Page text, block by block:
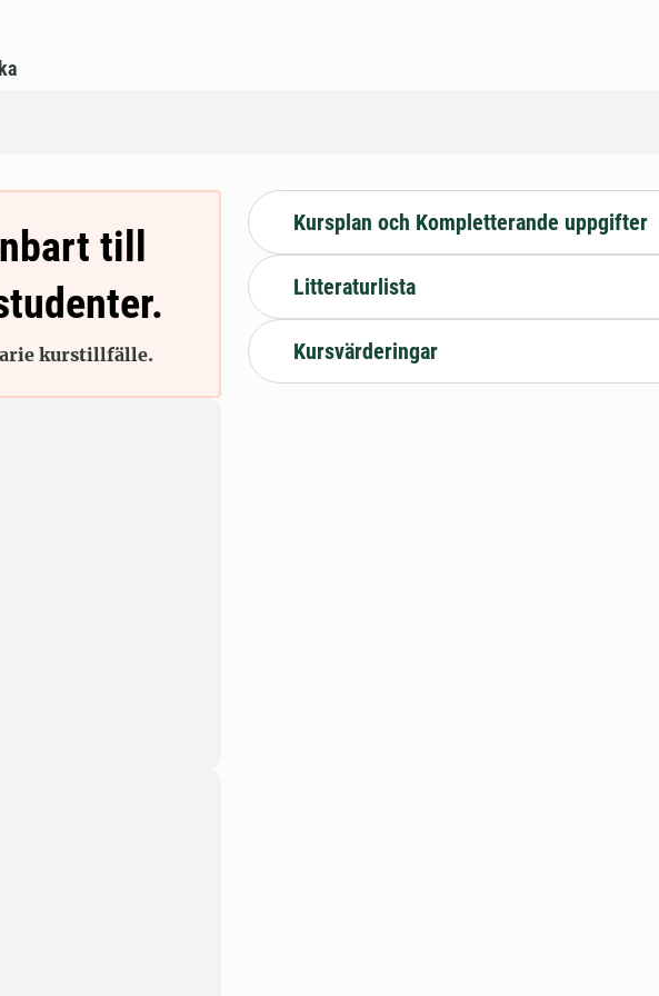
till
kurstillfälle.
Kursplan och Kompletterande uppgifter
Litteraturlista
Kursvärderingar